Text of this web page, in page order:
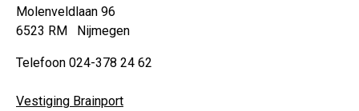
Molenveldlaan 96
6523 RM Nijmegen
Telefoon 024-378 24 62
Vestiging Brainport